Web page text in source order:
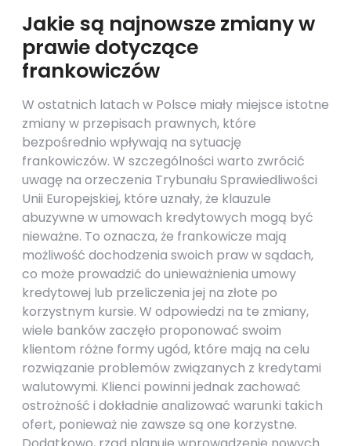
Jakie są najnowsze zmiany w
prawie dotyczące
frankowiczów
W ostatnich latach w Polsce miały miejsce istotne
zmiany w przepisach prawnych, które
bezpośrednio wpływają na sytuację
frankowiczów. W szczególności warto zwrócić
uwagę na orzeczenia Trybunału Sprawiedliwości
Unii Europejskiej, które uznały, że klauzule
abuzywne w umowach kredytowych mogą być
nieważne. To oznacza, że frankowicze mają
możliwość dochodzenia swoich praw w sądach,
co może prowadzić do unieważnienia umowy
kredytowej lub przeliczenia jej na złote po
korzystnym kursie. W odpowiedzi na te zmiany,
wiele banków zaczęło proponować swoim
klientom różne formy ugód, które mają na celu
rozwiązanie problemów związanych z kredytami
walutowymi. Klienci powinni jednak zachować
ostrożność i dokładnie analizować warunki takich
ofert, ponieważ nie zawsze są one korzystne.